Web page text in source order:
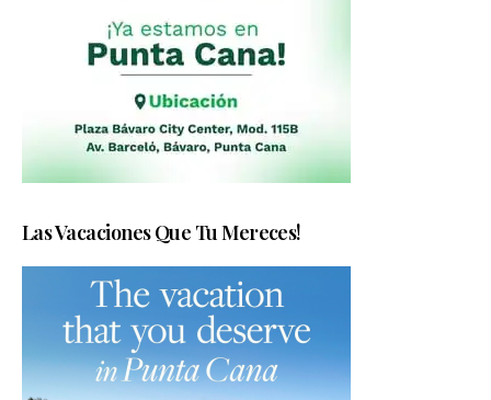
Las Vacaciones Que Tu Mereces!